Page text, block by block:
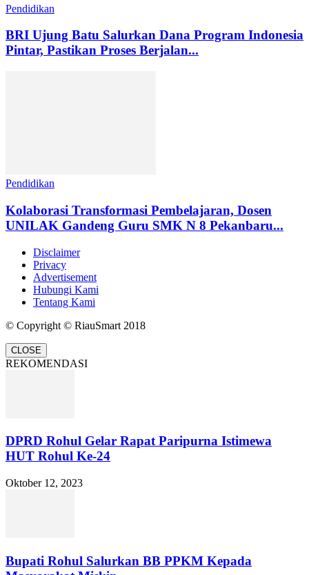
Pendidikan
BRI Ujung Batu Salurkan Dana Program Indonesia
Pintar, Pastikan Proses Berjalan...
Pendidikan
Kolaborasi Transformasi Pembelajaran, Dosen
UNILAK Gandeng Guru SMK N 8 Pekanbaru...
Disclaimer
Privacy
Advertisement
Hubungi Kami
Tentang Kami
© Copyright © RiauSmart 2018
CLOSE
REKOMENDASI
DPRD Rohul Gelar Rapat Paripurna Istimewa
HUT Rohul Ke-24
Oktober 12, 2023
Bupati Rohul Salurkan BB PPKM Kepada